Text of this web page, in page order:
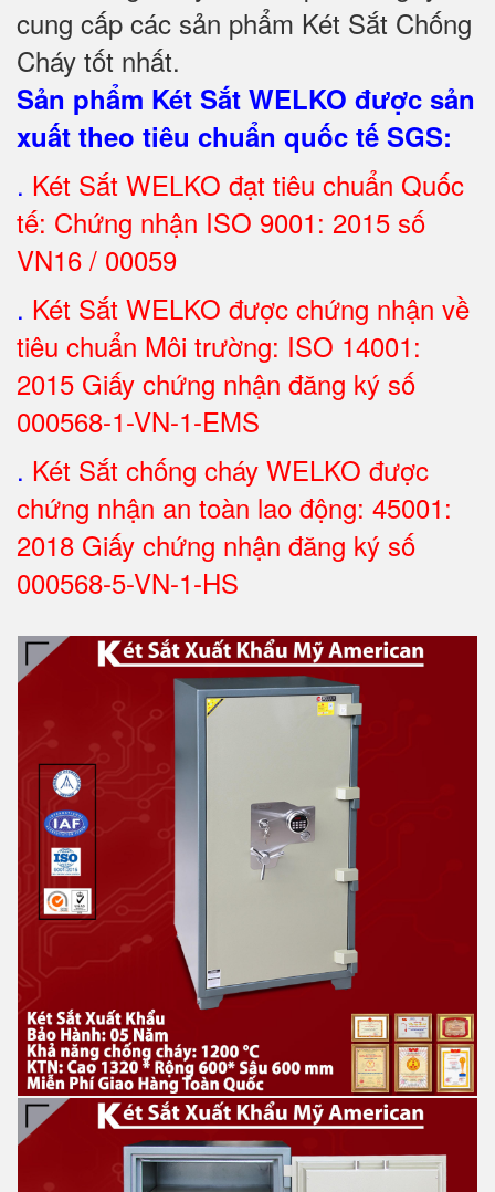
cung cấp các sản phẩm Két Sắt Chống
Cháy tốt nhất.
Sản phẩm Két Sắt WELKO được sản
xuất theo tiêu chuẩn quốc tế SGS:
. Két Sắt WELKO đạt tiêu chuẩn Quốc
tế: Chứng nhận ISO 9001: 2015 số
VN16 / 00059
. Két Sắt WELKO được chứng nhận về
tiêu chuẩn Môi trường: ISO 14001:
2015 Giấy chứng nhận đăng ký số
000568-1-VN-1-EMS
. Két Sắt chống cháy WELKO được
chứng nhận an toàn lao động: 45001:
2018 Giấy chứng nhận đăng ký số
000568-5-VN-1-HS